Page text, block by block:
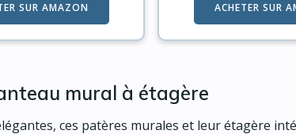
SUR AMAZON ACHETER SUR
mural à étagère
ces patères murales et leur étagère